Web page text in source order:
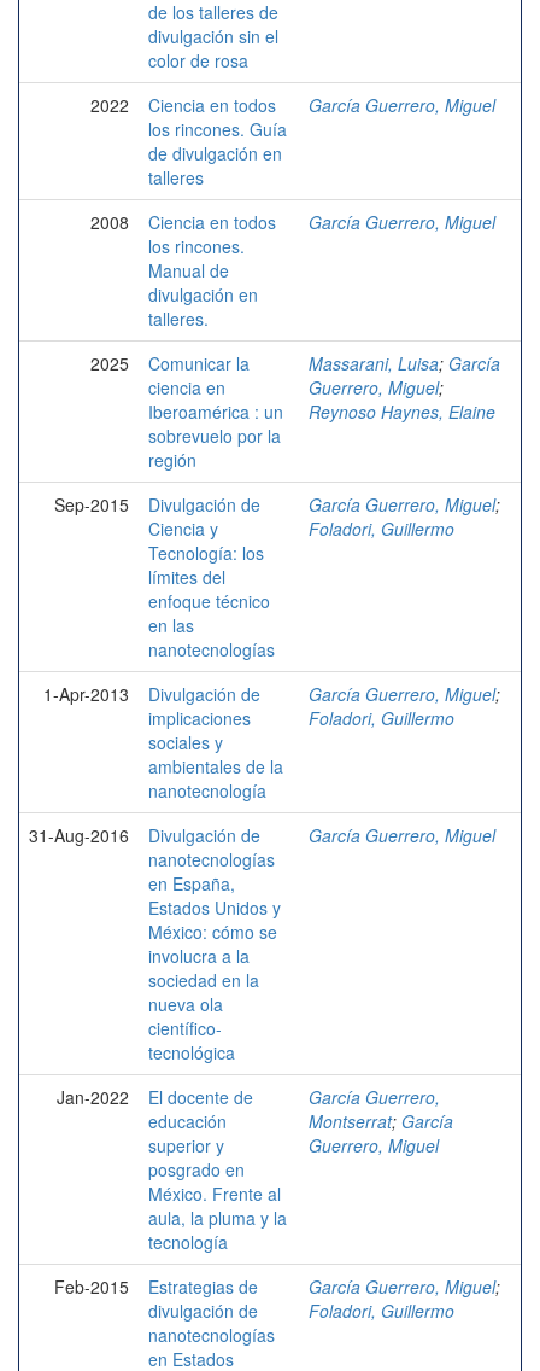
de los talleres de
divulgación sin el
color de rosa
2022
Ciencia en todos
los rincones. Guía
de divulgación en
talleres
García Guerrero, Miguel
2008
Ciencia en todos
los rincones.
Manual de
divulgación en
talleres.
García Guerrero, Miguel
2025
Comunicar la
ciencia en
Iberoamérica : un
sobrevuelo por la
región
Massarani, Luisa; García
Guerrero, Miguel;
Reynoso Haynes, Elaine
Sep-2015
Divulgación de
Ciencia y
Tecnología: los
límites del
enfoque técnico
en las
nanotecnologías
García Guerrero, Miguel;
Foladori, Guillermo
1-Apr-2013
Divulgación de
implicaciones
sociales y
ambientales de la
nanotecnología
García Guerrero, Miguel;
Foladori, Guillermo
31-Aug-2016
Divulgación de
nanotecnologías
en España,
Estados Unidos y
México: cómo se
involucra a la
sociedad en la
nueva ola
científico-
tecnológica
García Guerrero, Miguel
Jan-2022
El docente de
educación
superior y
posgrado en
México. Frente al
aula, la pluma y la
tecnología
García Guerrero,
Montserrat; García
Guerrero, Miguel
Feb-2015
Estrategias de
divulgación de
nanotecnologías
en Estados
García Guerrero, Miguel;
Foladori, Guillermo